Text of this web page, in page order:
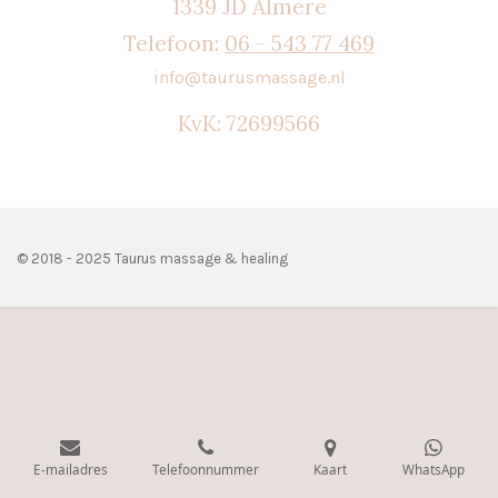
1339 JD Almere
Telefoon: 06 - 543 77 469
info@taurusmassage.nl
KvK: 72699566
© 2018 - 2025 Taurus massage & healing
E-mailadres Telefoonnummer Kaart WhatsApp